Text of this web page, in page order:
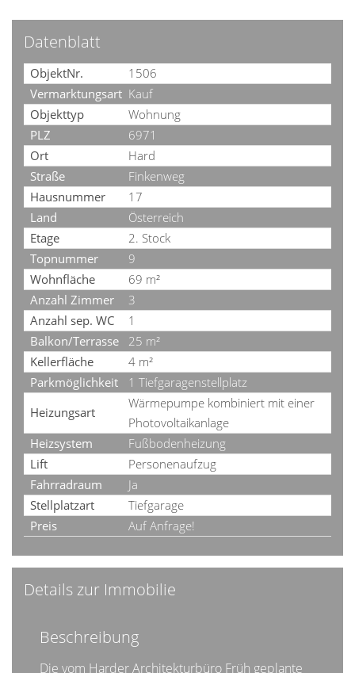
Datenblatt
ObjektNr.
1506
Vermarktungsart Kauf
Objekttyp
Wohnung
PLZ
6971
Ort
Hard
Straße
Finkenweg
Hausnummer
17
Land
Österreich
Etage
2. Stock
Topnummer
9
Wohnfläche
69 m²
Anzahl Zimmer
3
Anzahl sep. WC
1
Balkon/Terrasse
25 m²
Kellerfläche
4 m²
Parkmöglichkeit
1 Tiefgaragenstellplatz
Heizungsart
Wärmepumpe kombiniert mit einer
Photovoltaikanlage
Heizsystem
Fußbodenheizung
Lift
Personenaufzug
Fahrradraum
Ja
Stellplatzart
Tiefgarage
Preis
Auf Anfrage!
Details zur Immobilie
Beschreibung
Die vom Harder Architekturbüro Früh geplante